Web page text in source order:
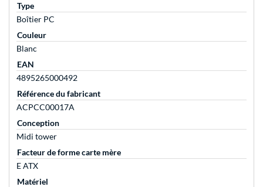
Type
Boîtier PC
Couleur
Blanc
EAN
4895265000492
Référence du fabricant
ACPCC00017A
Conception
Midi tower
Facteur de forme carte mère
E ATX
Matériel